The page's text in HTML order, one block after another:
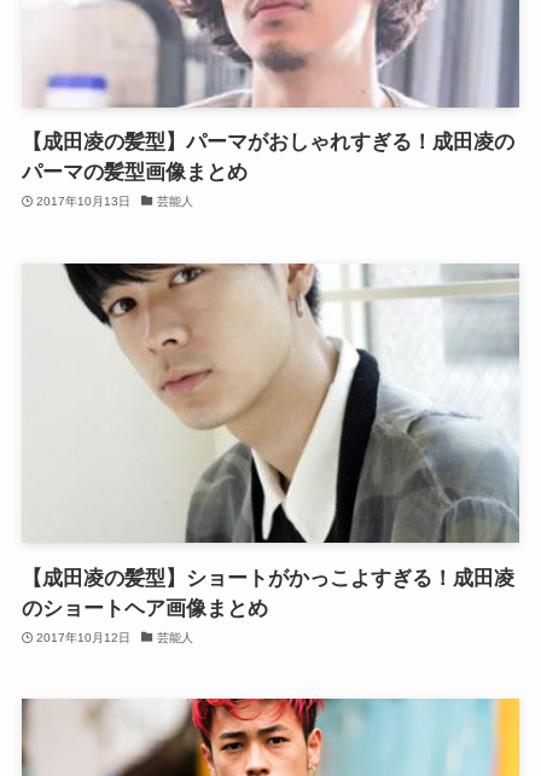
【成田凌の髪型】パーマがおしゃれすぎる！成田凌の
パーマの髪型画像まとめ
2017年10月13日 芸能人
【成田凌の髪型】ショートがかっこよすぎる！成田凌
のショートヘア画像まとめ
2017年10月12日 芸能人